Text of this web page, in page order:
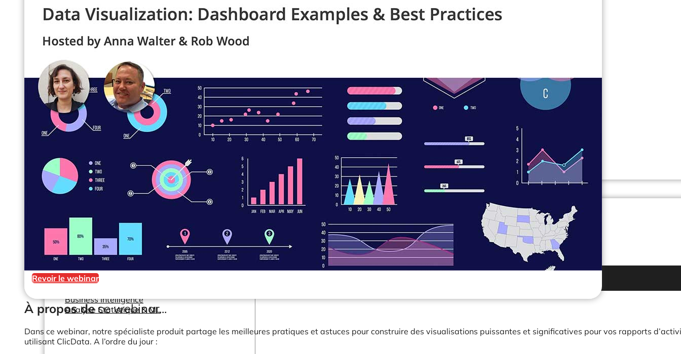
Management & Direction
Directeurs des Opérations
Chefs de Projet
et plus encore...
Restaurants
Santé & Pharma
Ressources
Support
Tous Nos Canaux de Support
Help Center & Documentation
Nos services
Business Intelligence
Analyse Statistique & ML
Autres ressources
Tableaux de bord & Rapports
Connecteurs
Webinars
Revoir le webinar
À propos dece webinar...
Dans ce webinar, notre spécialiste produit partage les meilleures pratiques et astuces pour construire des visualisations puissantes et significatives pour vos rapports
utilisant ClicData. A l’ordre du jour :